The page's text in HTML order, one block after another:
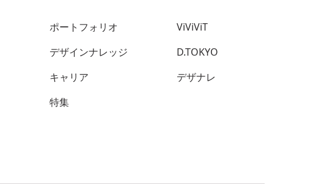
ポートフォリオ
デザインナレッジ
キャリア
特集
ViViViT
D.TOKYO
デザナレ